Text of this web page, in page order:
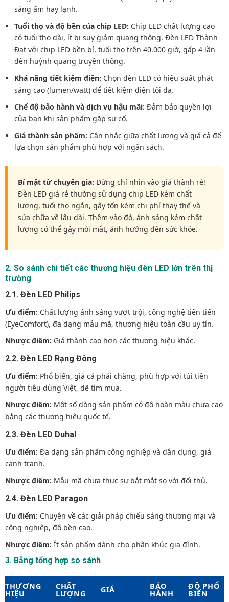
sáng ấm hay lạnh.
Tuổi thọ và độ bền của chip LED: Chip LED chất lượng cao
có tuổi thọ dài, ít bị suy giảm quang thông. Đèn LED Thành
Đạt với chip LED bền bỉ, tuổi thọ trên 40.000 giờ, gấp 4 lần
đèn huỳnh quang truyền thống.
Khả năng tiết kiệm điện: Chọn đèn LED có hiệu suất phát
sáng cao (lumen/watt) để tiết kiệm điện tối đa.
Chế độ bảo hành và dịch vụ hậu mãi: Đảm bảo quyền lợi
của bạn khi sản phẩm gặp sự cố.
Giá thành sản phẩm: Cân nhắc giữa chất lượng và giá cả để
lựa chọn sản phẩm phù hợp với ngân sách.
Bí mật từ chuyên gia: Đừng chỉ nhìn vào giá thành rẻ!
Đèn LED giá rẻ thường sử dụng chip LED kém chất
lượng, tuổi thọ ngắn, gây tốn kém chi phí thay thế và
sửa chữa về lâu dài. Thêm vào đó, ánh sáng kém chất
lượng có thể gây mỏi mắt, ảnh hưởng đến sức khỏe.
2. So sánh chi tiết các thương hiệu đèn LED lớn trên thị
trường
2.1. Đèn LED Philips
Ưu điểm: Chất lượng ánh sáng vượt trội, công nghệ tiên tiến
(EyeComfort), đa dạng mẫu mã, thương hiệu toàn cầu uy tín.
Nhược điểm: Giá thành cao hơn các thương hiệu khác.
2.2. Đèn LED Rạng Đông
Ưu điểm: Phổ biến, giá cả phải chăng, phù hợp với túi tiền
người tiêu dùng Việt, dễ tìm mua.
Nhược điểm: Một số dòng sản phẩm có độ hoàn màu chưa cao
bằng các thương hiệu quốc tế.
2.3. Đèn LED Duhal
Ưu điểm: Đa dạng sản phẩm công nghiệp và dân dụng, giá
cạnh tranh.
Nhược điểm: Mẫu mã chưa thực sự bắt mắt so với đối thủ.
2.4. Đèn LED Paragon
Ưu điểm: Chuyên về các giải pháp chiếu sáng thương mại và
công nghiệp, độ bền cao.
Nhược điểm: Ít sản phẩm dành cho phân khúc gia đình.
3. Bảng tổng hợp so sánh
THƯƠNG
HIỆU
CHẤT
LƯỢNG GIÁ BẢO
HÀNH
ĐỘ PHỔ
BIẾN